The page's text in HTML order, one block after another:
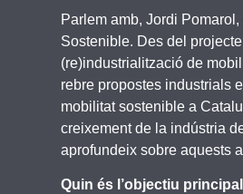
Parlem amb, Jordi
Sostenible. Des del
(re)industrialització de
rebre propostes industrials
mobilitat sostenible a
creixement de la indústria
aprofundeix sobre aquests
Quin és l’objectiu